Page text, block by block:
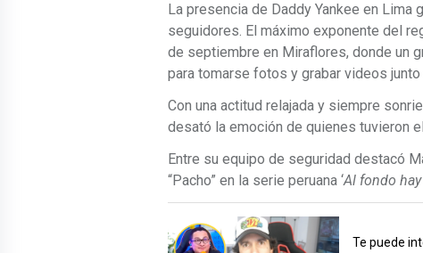
La presencia de Daddy Yankee en
seguidores. El máximo exponente del
de septiembre en Miraflores, donde un
para tomarse fotos y grabar videos junto
Con una actitud relajada y siempre
desató la emoción de quienes tuvieron
Entre su equipo de seguridad destacó
“Pacho” en la serie peruana ‘Al fondo hay
Te puede